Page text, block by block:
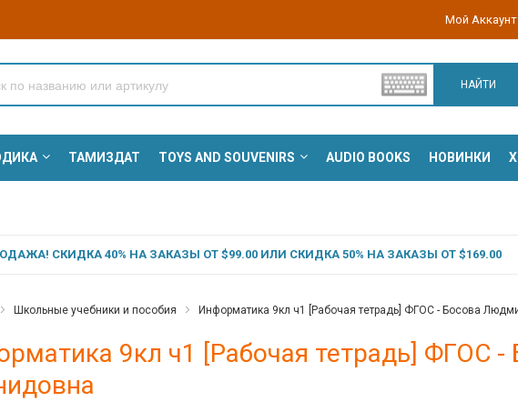
Мой Аккаунт
НАЙТИ
ТАМИЗДАТ TOYS AND SOUVENIRS AUDIO BOOKS НОВИНКИ
СКИДКА 40% НА ЗАКАЗЫ ОТ $99.00 ИЛИ СКИДКА 50% НА ЗАКАЗЫ ОТ $169.00
Школьные учебники и пособия Информатика 9кл ч1 [Рабочая тетрадь] ФГОС - Босова
9кл ч1 [Рабочая тетрадь] ФГОС